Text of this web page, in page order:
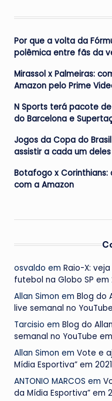
Por que a volta da
polêmica entre fãs da
Mirassol x Palmeiras:
Amazon pelo Prime
N Sports terá pacote
do Barcelona e
Jogos da Copa do
assistir a cada um deles
Botafogo x Corinthians:
com a Amazon
osvaldo em Raio-X:
futebol na Globo SP em
Allan Simon em Blog do
live semanal no
Tarcisio em Blog do
semanal no YouTube
Allan Simon em Vote e
Mídia Esportiva” em
ANTONIO MARCOS em
da Mídia Esportiva” em